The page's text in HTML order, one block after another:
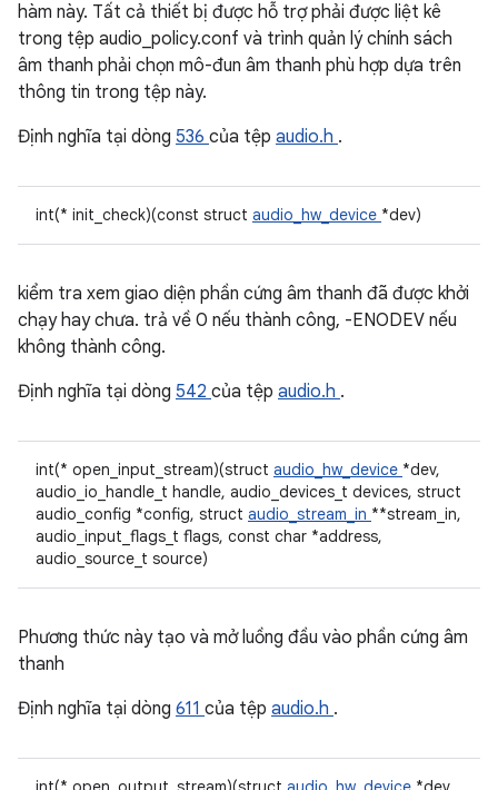
hàm này. Tất cả thiết bị được hỗ trợ phải được liệt kê
trong tệp audio_policy.conf và trình quản lý chính sách
âm thanh phải chọn mô-đun âm thanh phù hợp dựa trên
thông tin trong tệp này.
Định nghĩa tại dòng 536 của tệp audio.h .
int(* init_check)(const struct audio_hw_device *dev)
kiểm tra xem giao diện phần cứng âm thanh đã được khởi
chạy hay chưa. trả về 0 nếu thành công, -ENODEV nếu
không thành công.
Định nghĩa tại dòng 542 của tệp audio.h .
int(* open_input_stream)(struct audio_hw_device *dev,
audio_io_handle_t handle, audio_devices_t devices, struct
audio_config *config, struct audio_stream_in **stream_in,
audio_input_flags_t flags, const char *address,
audio_source_t source)
Phương thức này tạo và mở luồng đầu vào phần cứng âm
thanh
Định nghĩa tại dòng 611 của tệp audio.h .